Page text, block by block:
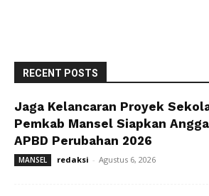
RECENT POSTS
Jaga Kelancaran Proyek
Pemkab Mansel Siapkan
APBD Perubahan 2026
MANSEL redaksi - Agustus 6, 2026